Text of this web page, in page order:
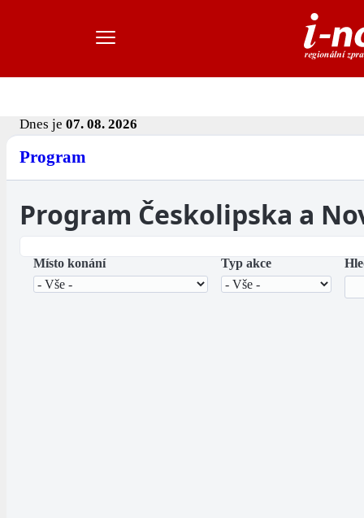
Dnes je 07. 08. 2026
Program
Program Českolipska a
Místo konání Typ akce